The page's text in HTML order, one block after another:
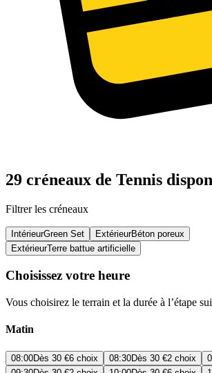
29 créneaux de Tennis
Filtrer les créneaux
IntérieurGreen Set ExtérieurBéton poreux
ExtérieurTerre battue artificielle
Choisissez votre heure
Vous choisirez le terrain et la durée à l’étape
Matin
08:00Dès 30 €6 choix 08:30Dès 30 €2 choix